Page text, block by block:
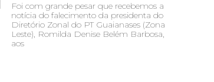
Foi com grande pesar que recebemos a
notícia do falecimento da presidenta do
Diretório Zonal do PT Guaianases (Zona
Leste), Romilda Denise Belém Barbosa,
aos